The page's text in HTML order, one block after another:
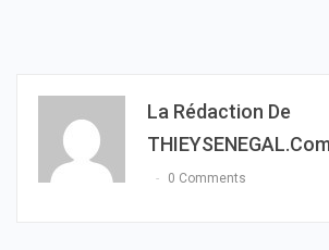
La Rédaction De
0 Comments